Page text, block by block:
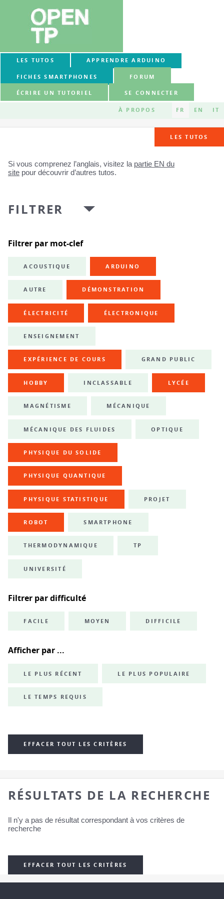
LES TUTOS APPRENDRE ARDUINO
FICHES SMARTPHONES FORUM
ÉCRIRE UN TUTORIEL SE CONNECTER
À PROPOS FR EN IT
LES TUTOS
Si vous comprenez l’anglais, visitez la partie EN du
site pour découvrir d’autres tutos.
FILTRER
Filtrer par mot-clef
ACOUSTIQUE ARDUINO
AUTRE DÉMONSTRATION
ÉLECTRICITÉ ÉLECTRONIQUE
ENSEIGNEMENT
EXPÉRIENCE DE COURS GRAND PUBLIC
HOBBY INCLASSABLE LYCÉE
MAGNÉTISME MÉCANIQUE
MÉCANIQUE DES FLUIDES OPTIQUE
PHYSIQUE DU SOLIDE
PHYSIQUE QUANTIQUE
PHYSIQUE STATISTIQUE PROJET
ROBOT SMARTPHONE
THERMODYNAMIQUE TP
UNIVERSITÉ
Filtrer par difficulté
FACILE MOYEN DIFFICILE
Afficher par ...
LE PLUS RÉCENT LE PLUS POPULAIRE
LE TEMPS REQUIS
EFFACER TOUT LES CRITÈRES
RÉSULTATS DE LA RECHERCHE
Il n'y a pas de résultat correspondant à vos critères de
recherche
EFFACER TOUT LES CRITÈRES